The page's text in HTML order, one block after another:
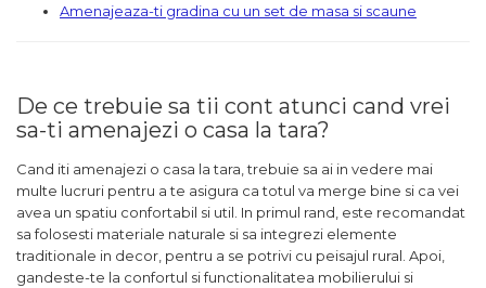
Amenajeaza-ti gradina cu un set de masa si scaune
De ce trebuie sa tii cont atunci cand vrei
sa-ti amenajezi o casa la tara?
Cand iti amenajezi o casa la tara, trebuie sa ai in vedere mai
multe lucruri pentru a te asigura ca totul va merge bine si ca vei
avea un spatiu confortabil si util. In primul rand, este recomandat
sa folosesti materiale naturale si sa integrezi elemente
traditionale in decor, pentru a se potrivi cu peisajul rural. Apoi,
gandeste-te la confortul si functionalitatea mobilierului si